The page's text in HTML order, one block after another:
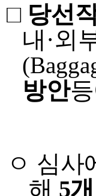
□ 당선
내 ·외
방안
ㅇ 심사
해 5